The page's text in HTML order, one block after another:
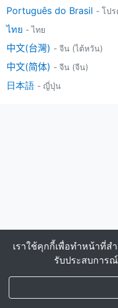
Português do Brasil - โป
ไทย - ไทย
中文(台灣) - จีน (ไต้หวัน)
中文(简体) - จีน (จีน)
日本語 - ญี่ปุ่น
เราใช้คุกกี้เพื่อทำหน้าที่
รับประสบการ